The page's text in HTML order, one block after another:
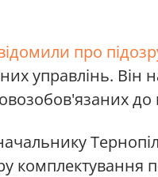
про
управлінь. Він
комплектування